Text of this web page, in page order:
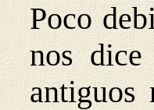
Poco
nos
antiguos